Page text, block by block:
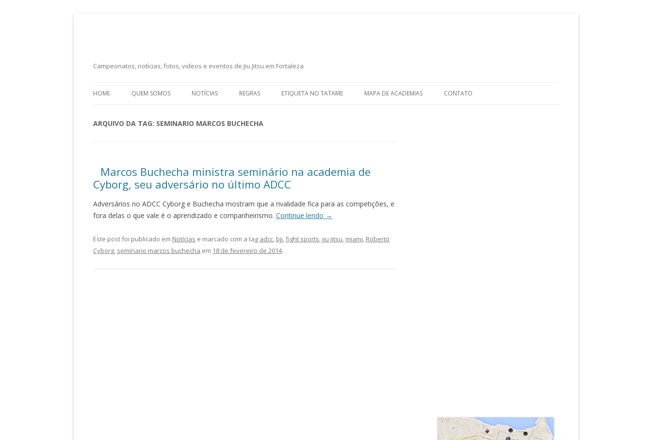
Campeonatos, notícias, fotos, videos e eventos de Jiu Jitsu em Fortaleza
HOME QUEM SOMOS NOTÍCIAS REGRAS ETIQUETA NO TATAME MAPA DE ACADEMIAS CONTATO
ARQUIVO DA TAG: SEMINARIO MARCOS BUCHECHA
Marcos Buchecha ministra seminário na academia de
Cyborg, seu adversário no último ADCC
Adversários no ADCC Cyborg e Buchecha mostram que a rivalidade fica para as competições, e
fora delas o que vale é o aprendizado e companheirismo. Continue lendo →
Este post foi publicado em Notícias e marcado com a tag adcc, bjj,fight sports, jiu jitsu, miami, Roberto
Cyborg, seminario marcos buchecha em 18 de fevereiro de 2014.